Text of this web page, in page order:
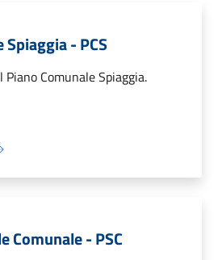
- PCS
Comunale Spiaggia.
Comunale - PSC